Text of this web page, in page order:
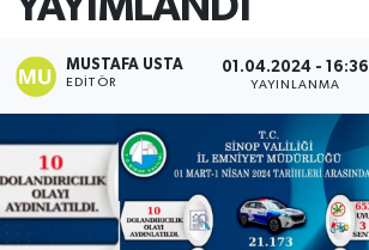
MUSTAFA USTA
EDITÖR
01.04.2024 - 16:36
YAYINLANMA